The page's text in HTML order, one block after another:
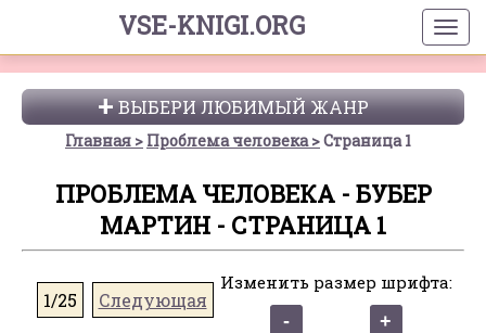
VSE-KNIGI.ORG
ВЫБЕРИ ЛЮБИМЫЙ ЖАНР
Главная Проблема человека Страница 1
ПРОБЛЕМА ЧЕЛОВЕКА - БУБЕР
МАРТИН - СТРАНИЦА 1
1/25 Следующая
Изменить размер шрифта: